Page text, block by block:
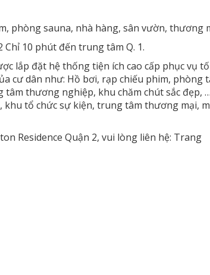
phòng sauna, nhà hàng, sân vườn, thương
Chỉ 10 phút đến trung tâm Q. 1.
lắp đặt hệ thống tiện ích cao cấp phục vụ
cư dân như: Hồ bơi, rạp chiếu phim, phòng
tâm thương nghiệp, khu chăm chút sắc đẹp,
khu tổ chức sự kiện, trung tâm thương mại,
Residence Quận 2, vui lòng liên hệ: Trang